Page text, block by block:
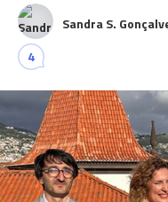
Sandra S.
4